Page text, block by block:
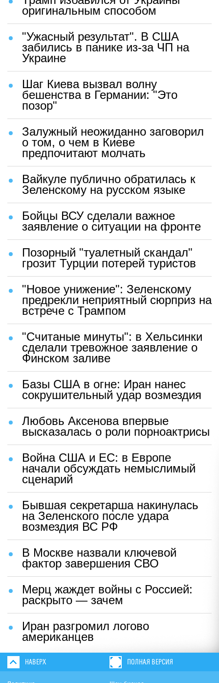
оригинальным способом
"Ужасный результат". В США
забились в панике из-за ЧП на
Украине
Шаг Киева вызвал волну
бешенства в Германии: "Это
позор"
Залужный неожиданно заговорил
о том, о чем в Киеве
предпочитают молчать
Вайкуле публично обратилась к
Зеленскому на русском языке
Бойцы ВСУ сделали важное
заявление о ситуации на фронте
Позорный "туалетный скандал"
грозит Турции потерей туристов
"Новое унижение": Зеленскому
предрекли неприятный сюрприз на
встрече с Трампом
"Считаные минуты": в Хельсинки
сделали тревожное заявление о
Финском заливе
Базы США в огне: Иран нанес
сокрушительный удар возмездия
Любовь Аксенова впервые
высказалась о роли порноактрисы
Война США и ЕС: в Европе
начали обсуждать немыслимый
сценарий
Бывшая секретарша накинулась
на Зеленского после удара
возмездия ВС РФ
В Москве назвали ключевой
фактор завершения СВО
Мерц жаждет войны с Россией:
раскрыто — зачем
Иран разгромил логово
американцев
НАВЕРХ ПОЛНАЯ ВЕРСИЯ